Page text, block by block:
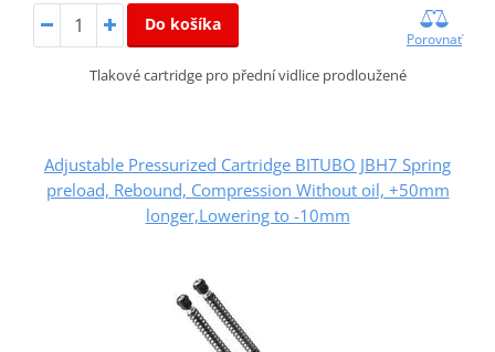
Do košíka
Porovnať
Tlakové cartridge pro přední vidlice prodloužené
Adjustable Pressurized Cartridge BITUBO JBH7 Spring
preload, Rebound, Compression Without oil, +50mm
longer,Lowering to -10mm